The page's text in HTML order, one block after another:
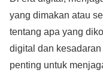
yang dimakan atau
tentang apa yang
digital dan
penting untuk